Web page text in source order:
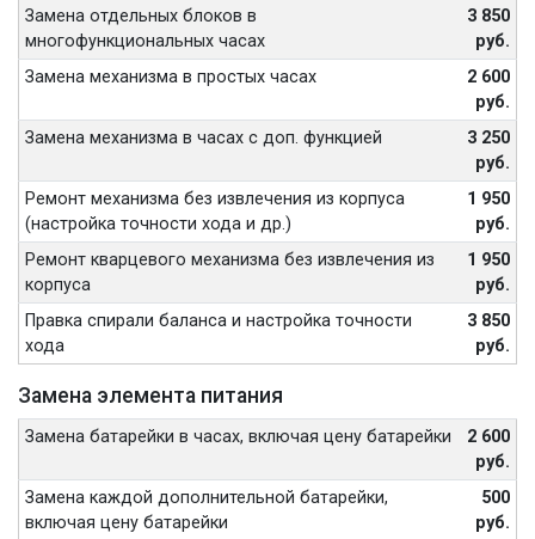
Замена отдельных блоков в
многофункциональных часах
3 850
руб.
Замена механизма в простых часах
2 600
руб.
Замена механизма в часах с доп. функцией
3 250
руб.
Ремонт механизма без извлечения из корпуса
(настройка точности хода и др.)
1 950
руб.
Ремонт кварцевого механизма без извлечения из
корпуса
1 950
руб.
Правка спирали баланса и настройка точности
хода
3 850
руб.
Замена элемента питания
Замена батарейки в часах, включая цену батарейки
2 600
руб.
Замена каждой дополнительной батарейки,
включая цену батарейки
500
руб.